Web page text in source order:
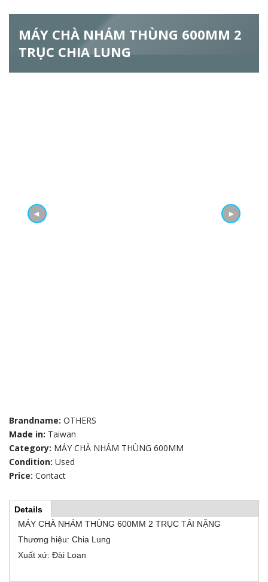
h
MÁY CHÀ NHÁM THÙNG 600MM 2
TRỤC CHIA LUNG
◄ ►
Brandname: OTHERS
Made in: Taiwan
Category: MÁY CHÀ NHÁM THÙNG 600MM
Condition: Used
Price: Contact
H
o
Details
a
c
t
v
MÁY CHÀ NHÁM THÙNG 600MM 2 TRỤC TẢI NẶNG
Thương hiệu: Chia Lung
Xuất xứ: Đài Loan